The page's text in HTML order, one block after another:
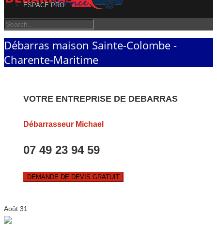
ESPACE PRO
Débarras maison Sainte-Colombe -
Charente-Maritime
VOTRE ENTREPRISE DE DEBARRAS
Débarrasseur Michael
07 49 23 94 59
DEMANDE DE DEVIS GRATUIT
Août 31